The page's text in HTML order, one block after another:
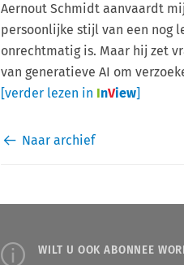
Aernout Schmidt aanvaardt
persoonlijke stijl van een nog
onrechtmatig is. Maar hij zet
van generatieve AI om
[verder lezen in InView]
Naar archief
WILT U OOK ABONNEE